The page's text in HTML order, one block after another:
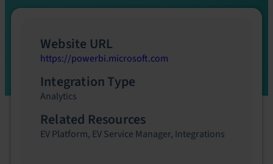
Website URL
https://powerbi.microsoft.com
Integration Type
Analytics
Related Resources
EV Platform, EV Service Manager, Integrations